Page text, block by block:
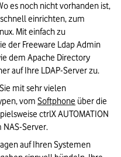
es noch nicht vorhanden ist,
einrichten, zum
Mit einfach zu
der Freeware Ldap Admin
dem Apache Directory
auf Ihre LDAP-Server zu.
mit sehr vielen
vom Softphone über die
ctrlX AUTOMATION
NAS-Server.
auf Ihren Systemen